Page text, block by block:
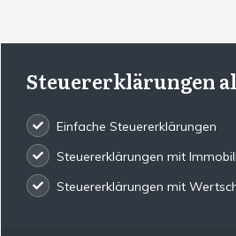
Steuererklärungen
Einfache Steuererklärungen
Steuererklärungen mit
Steuererklärungen mit